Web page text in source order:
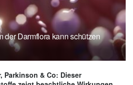
der Darmflora kann schützen
Parkinson & Co: Dieser